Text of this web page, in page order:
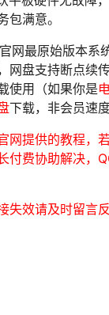
包满意。
网最原始版本系
网盘支持断点续
使用（如果你是
下载，非会员速
网提供的教程，
付费协助解决，
失效请及时留言